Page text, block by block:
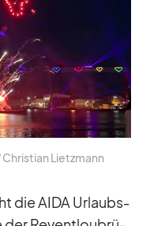
Chris­tian Lietz­mann
die AIDA Ur­laubs­